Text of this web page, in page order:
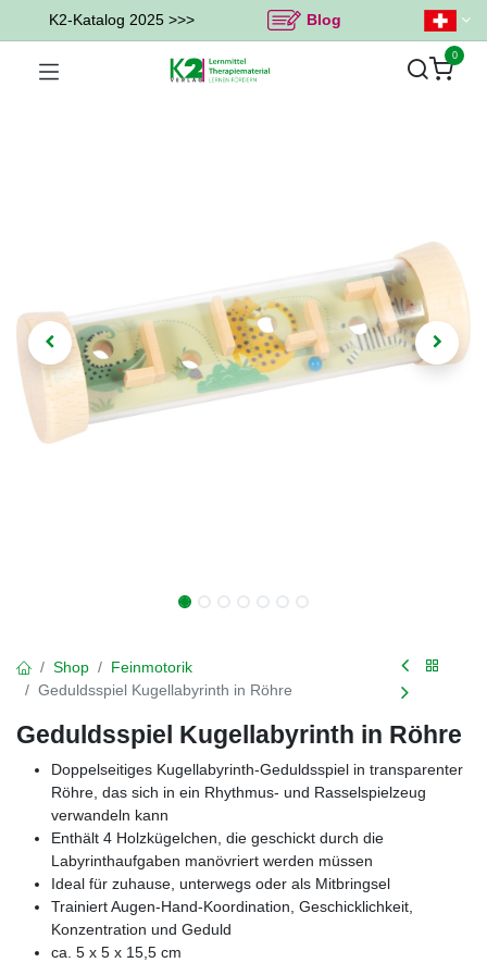
K2-Katalog 2025 >>> Blog
0
Shop
Feinmotorik
Geduldsspiel Kugellabyrinth in Röhre
Geduldsspiel Kugellabyrinth in Röhre
Doppelseitiges Kugellabyrinth-Geduldsspiel in transparenter
Röhre, das sich in ein Rhythmus- und Rasselspielzeug
verwandeln kann
Enthält 4 Holzkügelchen, die geschickt durch die
Labyrinthaufgaben manövriert werden müssen
Ideal für zuhause, unterwegs oder als Mitbringsel
Trainiert Augen-Hand-Koordination, Geschicklichkeit,
Konzentration und Geduld
ca. 5 x 5 x 15,5 cm